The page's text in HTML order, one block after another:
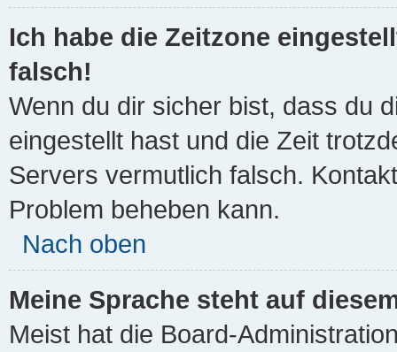
Ich habe die Zeitzone
falsch!
Wenn du dir sicher bist, dass du
eingestellt hast und die Zeit
Servers vermutlich falsch.
Problem beheben kann.
Nach oben
Meine Sprache steht auf
Meist hat die Board-